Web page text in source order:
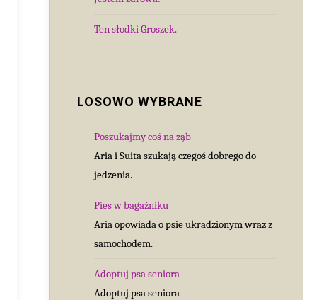
Ten słodki Groszek.
LOSOWO WYBRANE
Poszukajmy coś na ząb
Aria i Suita szukają czegoś dobrego do
jedzenia.
Pies w bagażniku
Aria opowiada o psie ukradzionym wraz z
samochodem.
Adoptuj psa seniora
Adoptuj psa seniora